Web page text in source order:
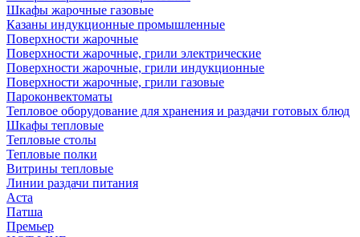
Шкафы жарочные газовые
Казаны индукционные промышленные
Поверхности жарочные
Поверхности жарочные, грили электрические
Поверхности жарочные, грили индукционные
Поверхности жарочные, грили газовые
Пароконвектоматы
Тепловое оборудование для хранения и раздачи готовых блюд
Шкафы тепловые
Тепловые столы
Тепловые полки
Витрины тепловые
Линии раздачи питания
Аста
Патша
Премьер